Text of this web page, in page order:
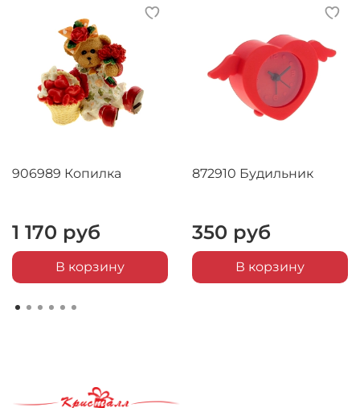
906989 Копилка
1 170 руб
В корзину
872910 Будильник
350 руб
В корзину